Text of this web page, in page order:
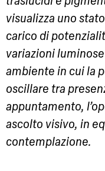
visualizza uno
carico di
variazioni
ambiente in cui la
oscillare tra
appuntamento,
ascolto visivo, in
contemplazione.